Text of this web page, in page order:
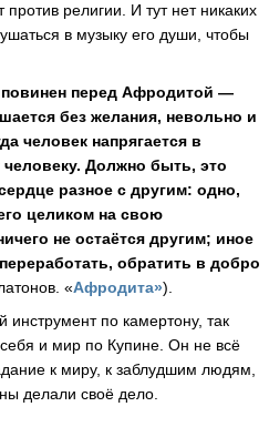
религии. И тут нет никаких
в музыку его души, чтобы
перед Афродитой —
без желания, невольно и
человек напрягается в
Должно быть, это
разное с другим: одно,
целиком на свою
не остаётся другим; иное
обратить в добро
«Афродита»).
инструмент по камертону, так
и мир по Купине. Он не всё
к миру, к заблудшим людям,
делали своё дело.